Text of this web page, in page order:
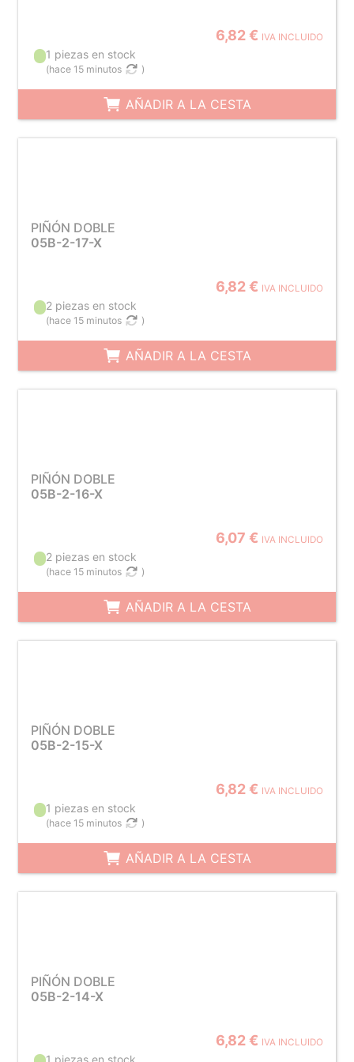
6,82 € IVA INCLUIDO
1 piezas en stock
(hace 15 minutos )
AÑADIR A LA CESTA
PIÑÓN DOBLE
05B-2-17-X
6,82 € IVA INCLUIDO
2 piezas en stock
(hace 15 minutos )
AÑADIR A LA CESTA
PIÑÓN DOBLE
05B-2-16-X
6,07 € IVA INCLUIDO
2 piezas en stock
(hace 15 minutos )
AÑADIR A LA CESTA
PIÑÓN DOBLE
05B-2-15-X
6,82 € IVA INCLUIDO
1 piezas en stock
(hace 15 minutos )
AÑADIR A LA CESTA
PIÑÓN DOBLE
05B-2-14-X
6,82 € IVA INCLUIDO
1 piezas en stock